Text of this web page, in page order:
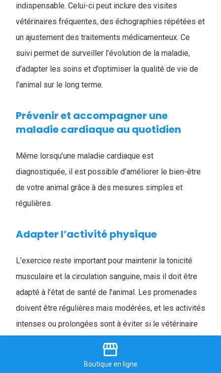
indispensable. Celui-ci peut inclure des visites
vétérinaires fréquentes, des échographies répétées et
un ajustement des traitements médicamenteux. Ce
suivi permet de surveiller l’évolution de la maladie,
d’adapter les soins et d’optimiser la qualité de vie de
l’animal sur le long terme.
Prévenir et accompagner une
maladie cardiaque au quotidien
Même lorsqu’une maladie cardiaque est
diagnostiquée, il est possible d’améliorer le bien-être
de votre animal grâce à des mesures simples et
régulières.
Adapter l’activité physique
L’exercice reste important pour maintenir la tonicité
musculaire et la circulation sanguine, mais il doit être
adapté à l’état de santé de l’animal. Les promenades
doivent être régulières mais modérées, et les activités
intenses ou prolongées sont à éviter si le vétérinaire
storefront
Boutique en ligne